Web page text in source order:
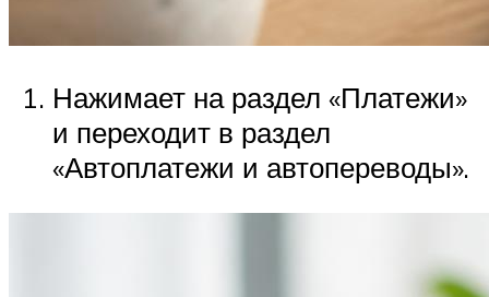
Нажимает на раздел «Платежи»
и переходит в раздел
«Автоплатежи и автопереводы».